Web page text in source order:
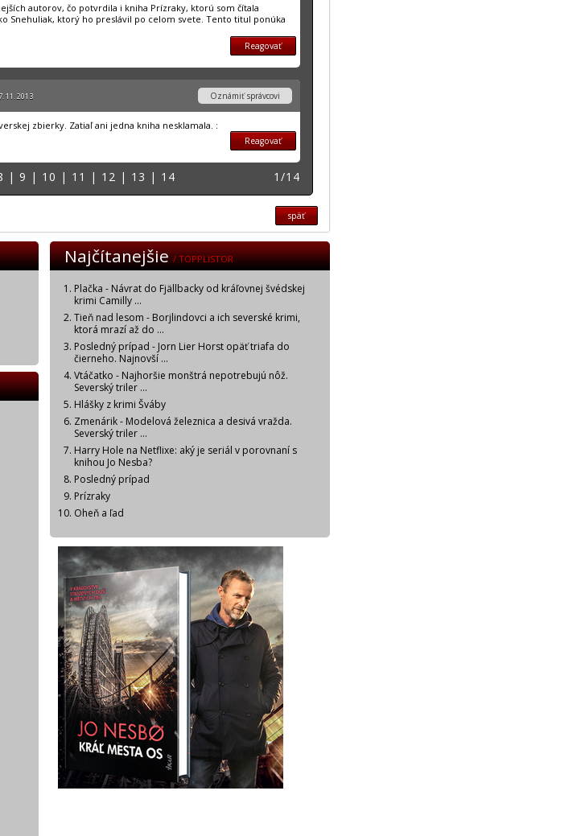
autorov, čo potvrdila i kniha Prízraky, ktorú som čítala
Snehuliak, ktorý ho preslávil po celom svete. Tento titul ponúka
Reagovať
11. 2013 Oznámiť správcovi
zbierky. Zatiaľ ani jedna kniha nesklamala. :
Reagovať
| 9 | 10 | 11 | 12 | 13 | 14 1/14
späť
Najčítanejšie/ TOPPLISTOR
Plačka - Návrat do Fjällbacky od kráľovnej švédskej
krimi Camilly ...
Tieň nad lesom - Borjlindovci a ich severské krimi,
ktorá mrazí až do ...
Posledný prípad - Jorn Lier Horst opäť triafa do
čierneho. Najnovší ...
Vtáčatko - Najhoršie monštrá nepotrebujú nôž.
Severský triler ...
Hlášky z krimi Šváby
Zmenárik - Modelová železnica a desivá vražda.
Severský triler ...
Harry Hole na Netflixe: aký je seriál v porovnaní s
knihou Jo Nesba?
Posledný prípad
Prízraky
Oheň a ľad